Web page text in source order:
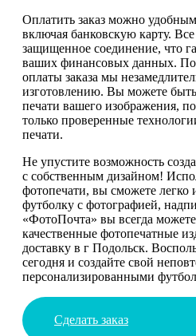
Оплатить заказ можно
включая банковскую карту.
защищенное соединение, что
ваших финансовых данных.
оплаты заказа мы
изготовлению. Вы можете
печати вашего изображения,
только проверенные
печати.
Не упустите возможность
с собственным дизайном!
фотопечати, вы сможете легко
футболку с фотографией,
«ФотоПочта» вы всегда
качественные фотопечатные
доставку в г Подольск.
сегодня и создайте свой
персонализированными
Сделать заказ